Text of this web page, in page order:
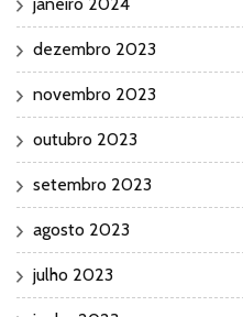
janeiro 2024
dezembro 2023
novembro 2023
outubro 2023
setembro 2023
agosto 2023
julho 2023